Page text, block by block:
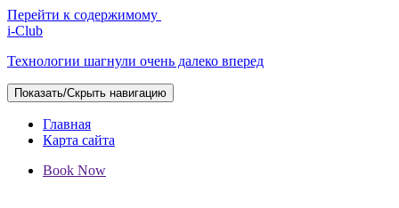
Перейти к содержимому
i-Club
Технологии шагнули очень далеко вперед
Показать/Скрыть навигацию
Главная
Карта сайта
Book Now